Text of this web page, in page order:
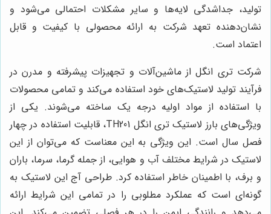
تولید، جداشدگی لایه‌ها و سایر مشکلات احتمالی می‌شود و
نشان‌دهنده تعهد شرکت به ارائه محصولی با کیفیت و قابل
اعتماد است.
شرکت تری انگل از ماشین‌آلات و تجهیزات پیشرفته و مدرن در
فرآیند تولید لاستیک‌های خود استفاده می‌کند و تمامی محصولات
با استفاده از مواد اولیه درجه یک ساخته می‌شوند. یکی از
ویژگی‌های بارز لاستیک تری انگل TH201، قابلیت استفاده در چهار
فصل سال است. این ویژگی به این معناست که می‌توان از این
لاستیک در شرایط مختلف آب و هوایی، از جمله گرما، سرما، باران
و برف، با اطمینان خاطر استفاده کرد. طراحی آج این لاستیک به
گونه‌ای است که عملکرد مطلوبی را در تمامی این شرایط ارائه